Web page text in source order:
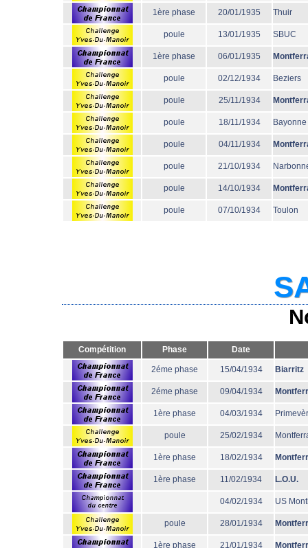
1ère phase 20/01/1935 Thuir
poule 13/01/1935 SBUC
1ère phase 06/01/1935
poule 02/12/1934 Beziers
poule 25/11/1934
poule 18/11/1934 Bayonne
poule 04/11/1934
poule 21/10/1934
poule 14/10/1934
poule 07/10/1934 Toulon
Compétition Phase Date
2éme phase 15/04/1934 Biarritz
2éme phase 09/04/1934
1ère phase 04/03/1934
poule 25/02/1934
1ère phase 18/02/1934
1ère phase 11/02/1934 L.O.U.
04/02/1934 US
poule 28/01/1934
1ère phase 21/01/1934